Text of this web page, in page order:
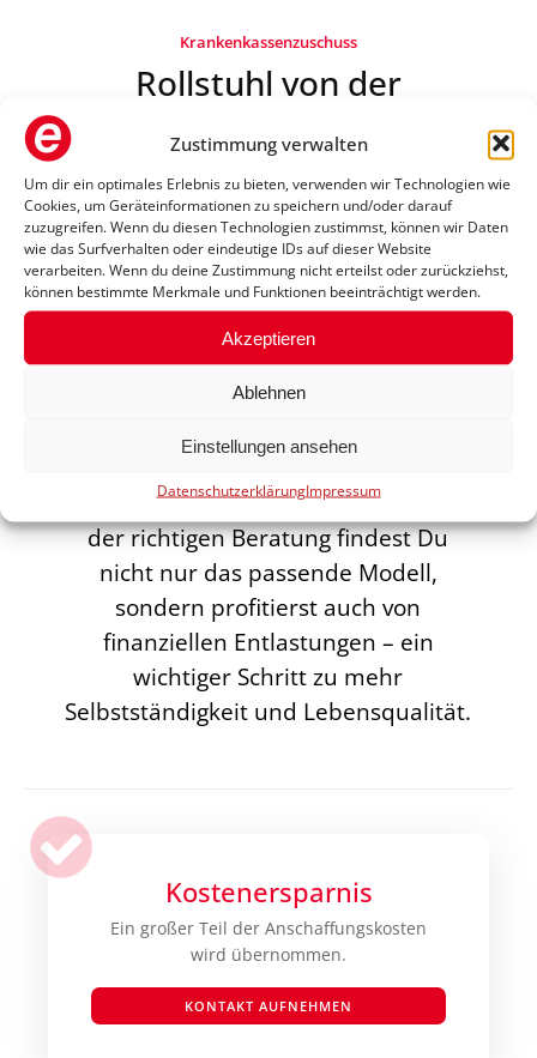
Zustimmung verwalten
Um dir ein optimales Erlebnis zu bieten, verwenden wir Technologien wie
Cookies, um Geräteinformationen zu speichern und/oder darauf
zuzugreifen. Wenn du diesen Technologien zustimmst, können wir Daten
wie das Surfverhalten oder eindeutige IDs auf dieser Website
verarbeiten. Wenn du deine Zustimmung nicht erteilst oder zurückziehst,
können bestimmte Merkmale und Funktionen beeinträchtigt werden.
Akzeptieren
Ablehnen
Einstellungen ansehen
DatenschutzerklärungImpressum
Krankenkassenzuschuss
Rollstuhl von der
Krankenkasse bezuschussen
lassen
Das Sanitätshaus Reha Team Leer
unterstützt Dich dabei, Deinen
Rollstuhl über die Krankenkasse
bezuschussen zu lassen. So wird
Mobilität bezahlbar und individuell
auf Deine Bedürfnisse abgestimmt.
Fachkräfte helfen Dir bei der
alle Voraussetzungen erfüllt sind. Mit
der richtigen Beratung findest Du
nicht nur das passende Modell,
sondern profitierst auch von
finanziellen Entlastungen – ein
wichtiger Schritt zu mehr
Selbstständigkeit und Lebensqualität.
Kostenersparnis
Ein großer Teil der Anschaffungskosten
wird übernommen.
KONTAKT AUFNEHMEN